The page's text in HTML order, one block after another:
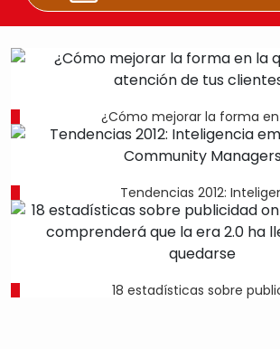
¿Cómo mejorar la forma
Tendencias 2012:
18 estadísticas sobre